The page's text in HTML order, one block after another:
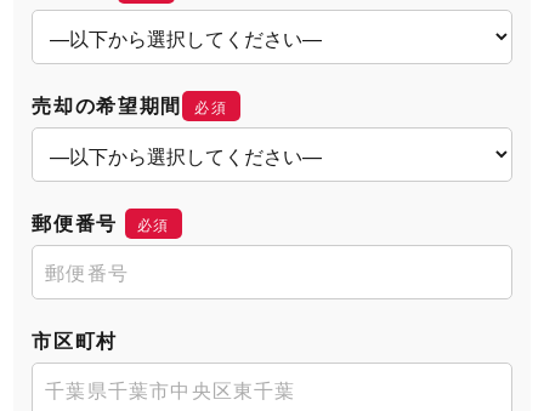
売却の希望期間 必須
郵便番号 必須
市区町村